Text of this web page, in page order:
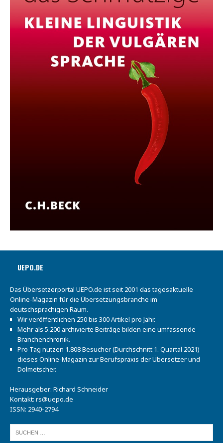
UEPO.DE
Das Übersetzerportal UEPO.de ist seit 2001 das tagesaktuelle
Online-Magazin für die Übersetzungsbranche im
deutschsprachigen Raum.
Wir veröffentlichen 250 bis 300 Artikel pro Jahr.
Mehr als 5.200 archivierte Beiträge bilden eine umfassende
Branchenchronik.
Pro Tag nutzen 1.808 Besucher (Durchschnitt 1. Quartal 2021)
dieses Online-Magazin zur Berufspraxis der Übersetzer und
Dolmetscher.
Herausgeber: Richard Schneider
Kontakt: rs@uepo.de
ISSN: 2940-2794